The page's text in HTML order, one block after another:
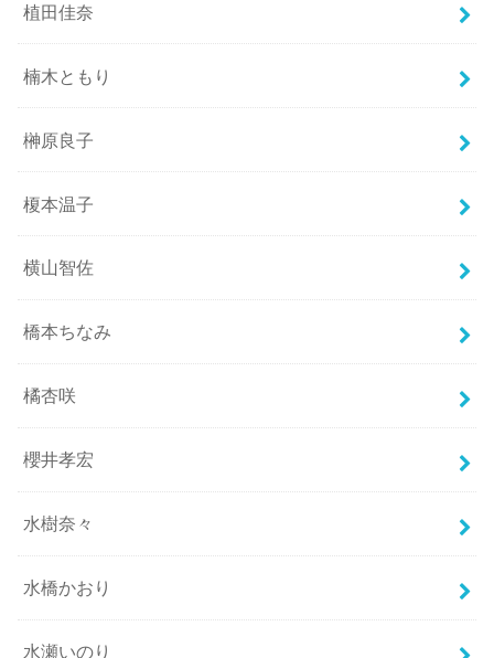
植田佳奈
楠木ともり
榊原良子
榎本温子
横山智佐
橋本ちなみ
橘杏咲
櫻井孝宏
水樹奈々
水橋かおり
水瀬いのり